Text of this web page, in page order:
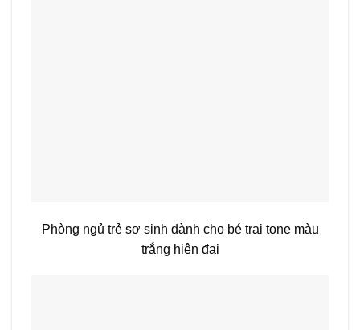
Phòng ngủ trẻ sơ sinh dành cho bé trai tone màu
trắng hiện đại